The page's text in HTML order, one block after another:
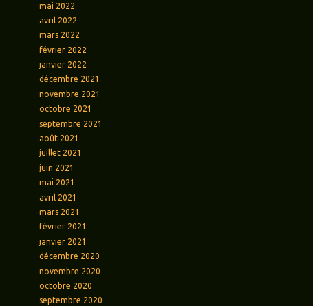
mai 2022
avril 2022
mars 2022
février 2022
janvier 2022
décembre 2021
novembre 2021
octobre 2021
septembre 2021
août 2021
juillet 2021
juin 2021
mai 2021
avril 2021
mars 2021
février 2021
janvier 2021
décembre 2020
novembre 2020
octobre 2020
septembre 2020